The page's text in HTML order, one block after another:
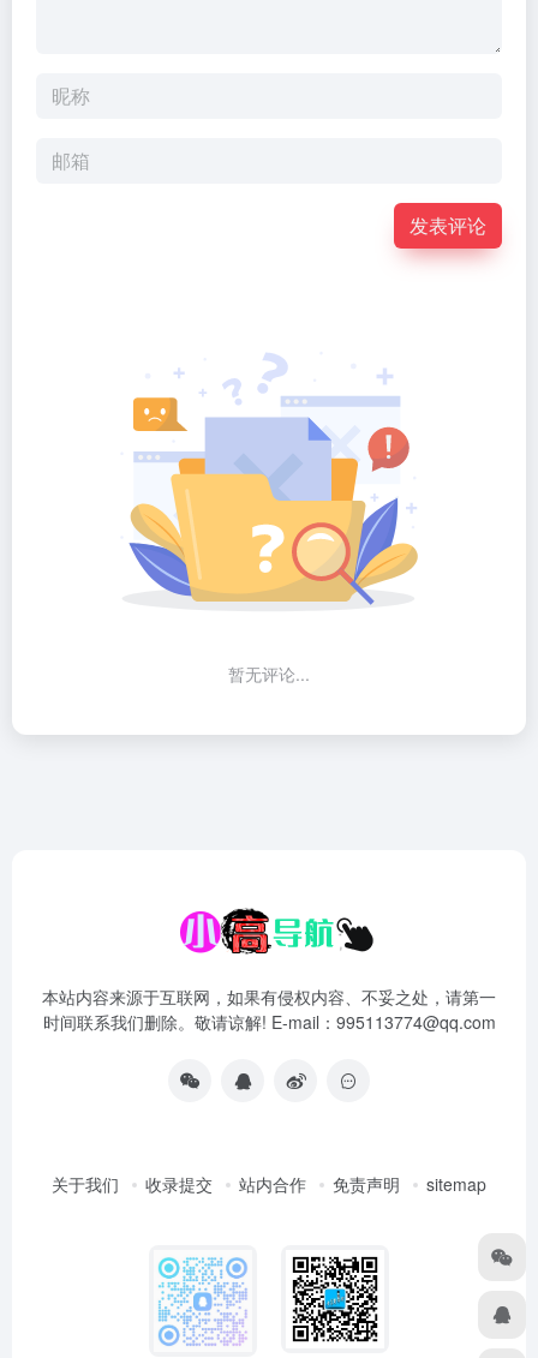
发表评论
暂无评论...
本站内容来源于互联网，如果有侵权内容、不妥之处，请第一
时间联系我们删除。敬请谅解! E-mail：995113774@qq.com
关于我们 收录提交 站内合作 免责声明 sitemap